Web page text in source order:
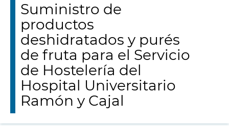
Suministro de
productos
deshidratados y purés
de fruta para el Servicio
de Hostelería del
Hospital Universitario
Ramón y Cajal